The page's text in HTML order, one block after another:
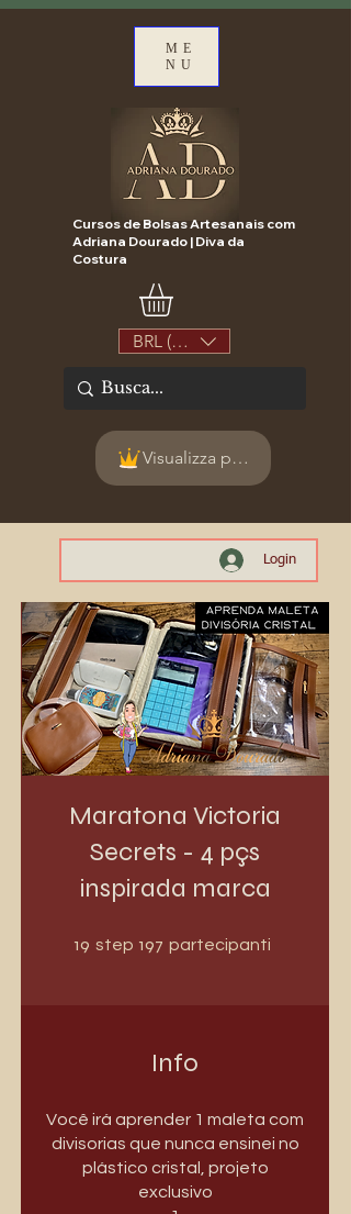
ME
NU
Cursos de Bolsas Artesanais com
Adriana Dourado | Diva da
Costura
BRL (R$)
Visualizza punti
Login
Maratona Victoria
Secrets - 4 pçs
inspirada marca
19 step 19 step
197 partecipanti
Info
Você irá aprender 1 maleta com
divisorias que nunca ensinei no
plástico cristal, projeto
exclusivo